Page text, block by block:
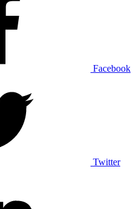
Facebook
Twitter